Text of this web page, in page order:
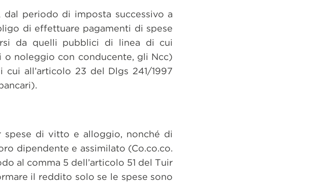
periodo di imposta successivo a
di effettuare pagamenti di spese
da quelli pubblici di linea di cui
o noleggio con conducente, gli Ncc)
all’articolo 23 del Dlgs 241/1997
di vitto e alloggio, nonché di
dipendente e assimilato (Co.co.co.
al comma 5 dell’articolo 51 del Tuir
il reddito solo se le spese sono